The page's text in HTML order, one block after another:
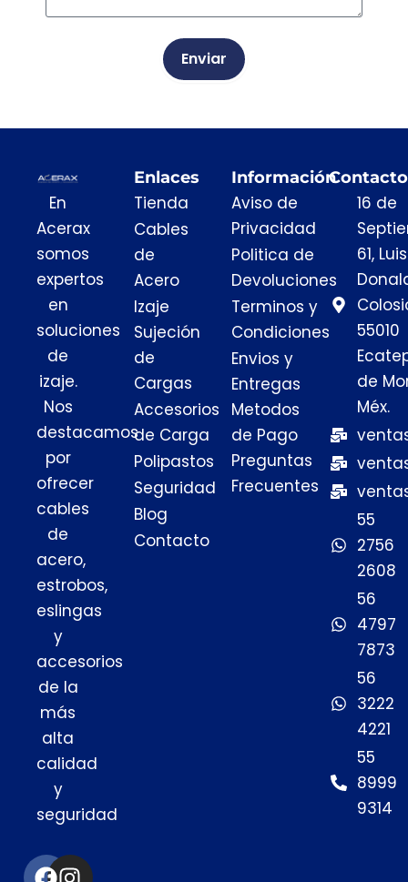
Enviar
En
Acerax
somos
expertos
en
soluciones
de
izaje.
Nos
destacamos
por
ofrecer
cables
de
acero,
estrobos,
eslingas
y
accesorios
de la
más
alta
calidad
y
seguridad
Facebook
Instagram
Enlaces
Tienda
Cables
de
Acero
Izaje
Sujeción
de
Cargas
Accesorios
de Carga
Polipastos
Seguridad
Blog
Contacto
Información
Aviso de
Privacidad
Politica de
Devoluciones
Terminos y
Condiciones
Envios y
Entregas
Metodos
de Pago
Preguntas
Frecuentes
Contacto
16 de
61, Luis
55010
de
Méx.
55
2756
2608
56
4797
7873
56
3222
4221
55
8999
9314